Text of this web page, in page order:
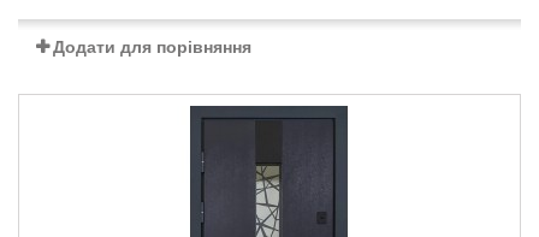
Додати для порівняння